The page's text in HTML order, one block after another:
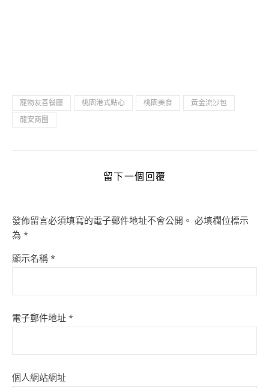
寵物友善餐廳 桃園港式點心 桃園美食
黃金流沙包
龍安商圈
留下一個回覆
發佈留言必須填寫的電子郵件地址不會公開。 必填欄位標示
為 *
顯示名稱 *
電子郵件地址 *
個人網站網址